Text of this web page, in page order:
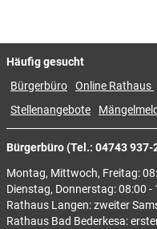
Bürgerbüro (Tel.: 04743 937-
Montag, Mittwoch, Freitag:
Dienstag, Donnerstag: 08:00 -
Rathaus Langen: zweiter
Rathaus Bad Bederkesa:
Häufig gesucht
Bürgerbüro Online Rathaus
Stellenangebote